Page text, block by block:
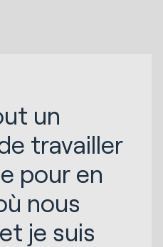
un
travailler
pour en
nous
je suis